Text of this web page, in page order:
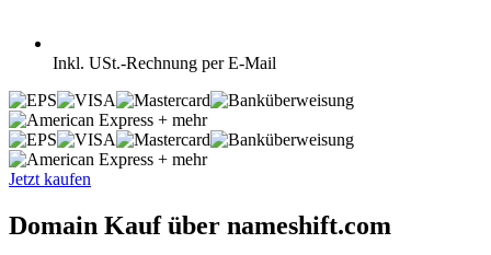
Inkl. USt.-Rechnung per E-Mail
+ mehr
+ mehr
Jetzt kaufen
Domain Kauf über nameshift.com